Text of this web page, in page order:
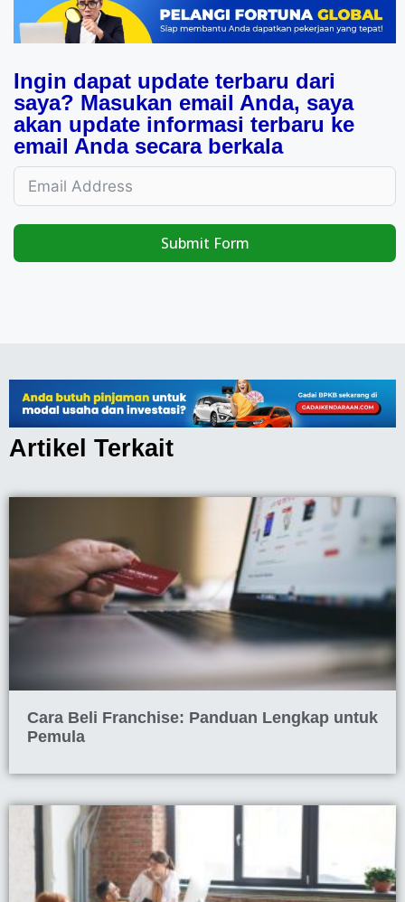
Ingin dapat update terbaru dari
saya? Masukan email Anda, saya
akan update informasi terbaru ke
email Anda secara berkala
Submit Form
Artikel Terkait
Cara Beli Franchise: Panduan Lengkap untuk
Pemula